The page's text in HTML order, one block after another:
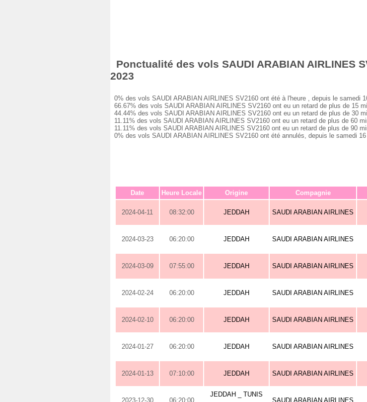
Ponctualité des vols SAUDI ARABIAN AIRLINES
2023
0% des vols SAUDI ARABIAN AIRLINES SV2160 ont été à l'heure , depuis le samedi
66.67% des vols SAUDI ARABIAN AIRLINES SV2160 ont eu un retard de plus de 15
44.44% des vols SAUDI ARABIAN AIRLINES SV2160 ont eu un retard de plus de 30
11.11% des vols SAUDI ARABIAN AIRLINES SV2160 ont eu un retard de plus de 60
11.11% des vols SAUDI ARABIAN AIRLINES SV2160 ont eu un retard de plus de 90
0% des vols SAUDI ARABIAN AIRLINES SV2160 ont été annulés, depuis le samedi
Date Heure Locale Origine Compagnie
2024-04-11 08:32:00 JEDDAH SAUDI ARABIAN AIRLINES
2024-03-23 06:20:00 JEDDAH SAUDI ARABIAN AIRLINES
2024-03-09 07:55:00 JEDDAH SAUDI ARABIAN AIRLINES
2024-02-24 06:20:00 JEDDAH SAUDI ARABIAN AIRLINES
2024-02-10 06:20:00 JEDDAH SAUDI ARABIAN AIRLINES
2024-01-27 06:20:00 JEDDAH SAUDI ARABIAN AIRLINES
2024-01-13 07:10:00 JEDDAH SAUDI ARABIAN AIRLINES
2023-12-30 06:20:00
JEDDAH _ TUNIS
SAUDI ARABIAN AIRLINES